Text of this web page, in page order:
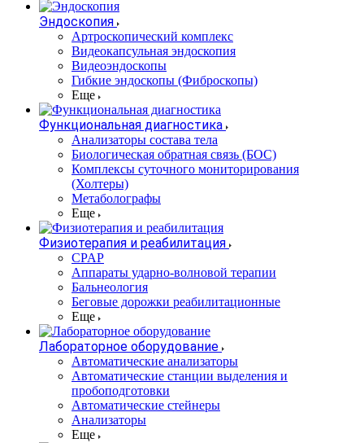
Эндоскопия
Артроскопический комплекс
Видеокапсульная эндоскопия
Видеоэндоскопы
Гибкие эндоскопы (Фиброcкопы)
Еще
Функциональная диагностика
Анализаторы состава тела
Биологическая обратная связь (БОС)
Комплексы суточного мониторирования
(Холтеры)
Метаболографы
Еще
Физиотерапия и реабилитация
CPAP
Аппараты ударно-волновой терапии
Бальнеология
Беговые дорожки реабилитационные
Еще
Лабораторное оборудование
Автоматические анализаторы
Автоматические станции выделения и
пробоподготовки
Автоматические стейнеры
Анализаторы
Еще